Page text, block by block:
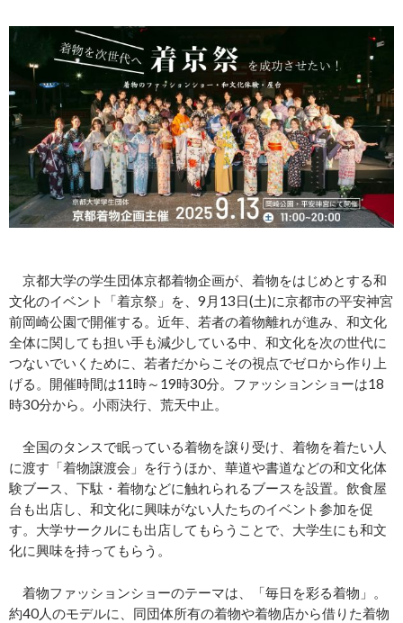
京都大学の学生団体京都着物企画が、着物をはじめとする和
文化のイベント「着京祭」を、9月13日(土)に京都市の平安神宮
前岡崎公園で開催する。近年、若者の着物離れが進み、和文化
全体に関しても担い手も減少している中、和文化を次の世代に
つないでいくために、若者だからこその視点でゼロから作り上
げる。開催時間は11時～19時30分。ファッションショーは18
時30分から。小雨決行、荒天中止。
全国のタンスで眠っている着物を譲り受け、着物を着たい人
に渡す「着物譲渡会」を行うほか、華道や書道などの和文化体
験ブース、下駄・着物などに触れられるブースを設置。飲食屋
台も出店し、和文化に興味がない人たちのイベント参加を促
す。大学サークルにも出店してもらうことで、大学生にも和文
化に興味を持ってもらう。
着物ファッションショーのテーマは、「毎日を彩る着物」。
約40人のモデルに、同団体所有の着物や着物店から借りた着物